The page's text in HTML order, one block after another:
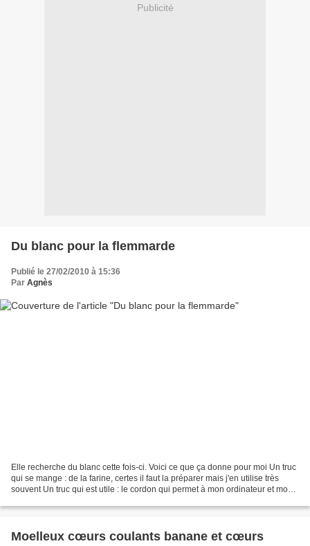
Publicité
Du blanc pour la flemmarde
Publié le 27/02/2010 à 15:36
Par Agnès
Elle recherche du blanc cette fois-ci. Voici ce que ça donne pour moi Un truc
qui se mange : de la farine, certes il faut la préparer mais j'en utilise très
souvent Un truc qui est utile : le cordon qui permet à mon ordinateur et mon
Moelleux cœurs coulants banane et cœurs